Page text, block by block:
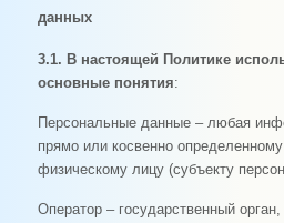
данных
3.1. В настоящей Политике
основные понятия:
Персональные данные – любая
прямо или косвенно
физическому лицу (субъекту
Оператор – государственный